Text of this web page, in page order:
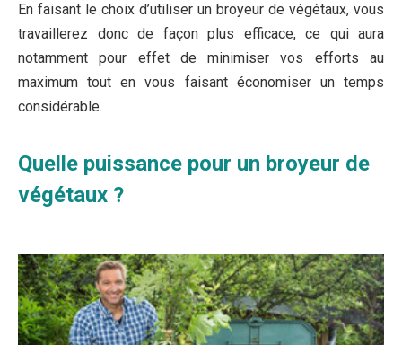
En faisant le choix d’utiliser un broyeur de végétaux, vous
travaillerez donc de façon plus efficace, ce qui aura
notamment pour effet de minimiser vos efforts au
maximum tout en vous faisant économiser un temps
considérable.
Quelle puissance pour un broyeur de
végétaux ?